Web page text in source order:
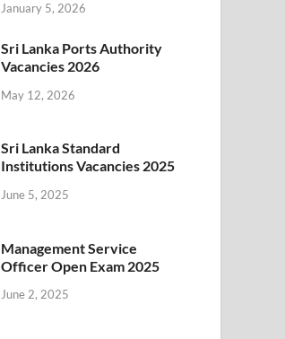
January 5, 2026
Sri Lanka Ports Authority
Vacancies 2026
May 12, 2026
Sri Lanka Standard
Institutions Vacancies 2025
June 5, 2025
Management Service
Officer Open Exam 2025
June 2, 2025